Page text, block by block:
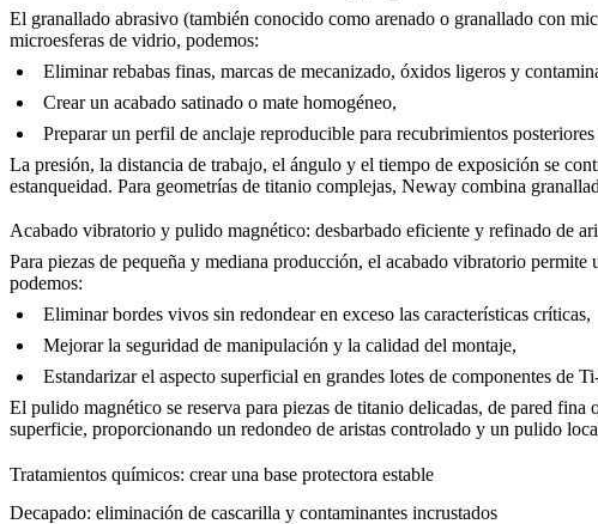
El granallado abrasivo (también conocido como arenado o granallado con
microesferas de vidrio, podemos:
Eliminar rebabas finas, marcas de mecanizado, óxidos ligeros y
Crear un acabado satinado o mate homogéneo,
Preparar un perfil de anclaje reproducible para recubrimientos
La presión, la distancia de trabajo, el ángulo y el tiempo de exposición se
estanqueidad. Para geometrías de titanio complejas, Neway combina
Acabado vibratorio y pulido magnético: desbarbado eficiente y refinado de
Para piezas de pequeña y mediana producción, el acabado vibratorio
podemos:
Eliminar bordes vivos sin redondear en exceso las características críticas,
Mejorar la seguridad de manipulación y la calidad del montaje,
Estandarizar el aspecto superficial en grandes lotes de componentes de
El pulido magnético se reserva para piezas de titanio delicadas, de pared
superficie, proporcionando un redondeo de aristas controlado y un pulido
Tratamientos químicos: crear una base protectora estable
Decapado: eliminación de cascarilla y contaminantes incrustados